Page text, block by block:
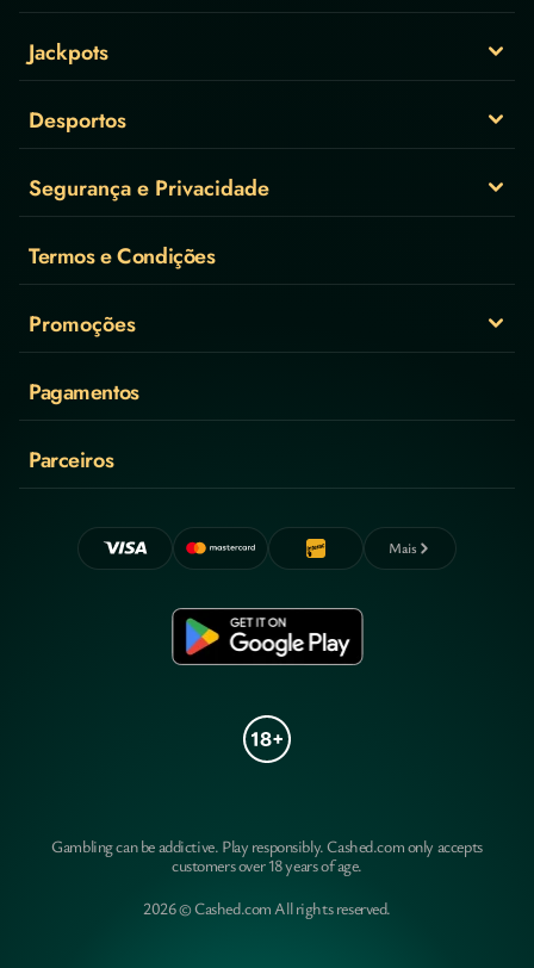
Jackpots
Desportos
Segurança e Privacidade
Termos e Condições
Promoções
Pagamentos
Parceiros
Mais
Gambling can be addictive. Play responsibly. Cashed.com only accepts
customers over 18 years of age.
2026 © Cashed.com All rights reserved.